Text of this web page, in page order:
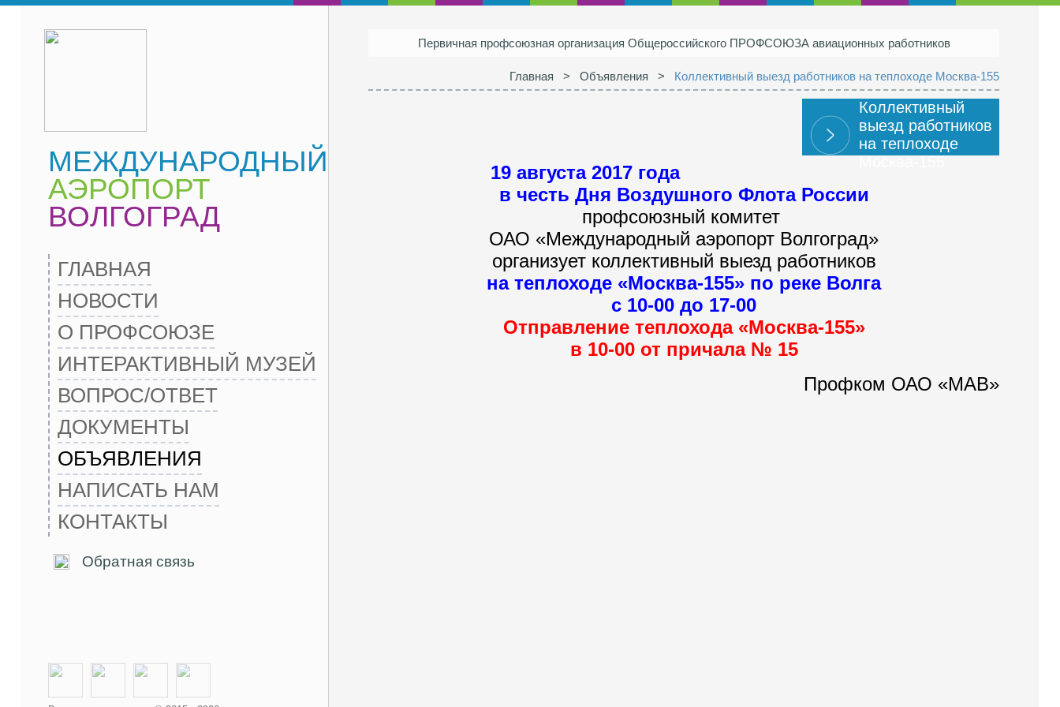
МЕЖДУНАРОДНЫЙ
АЭРОПОРТ
ВОЛГОГРАД
ГЛАВНАЯ
НОВОСТИ
О ПРОФСОЮЗЕ
ИНТЕРАКТИВНЫЙ МУЗЕЙ
ВОПРОС/ОТВЕТ
ДОКУМЕНТЫ
ОБЪЯВЛЕНИЯ
НАПИСАТЬ НАМ
КОНТАКТЫ
Обратная связь
Первичная профсоюзная организация Общероссийского ПРОФСОЮЗА авиационных работников
Главная > Объявления > Коллективный выезд работников на теплоходе Москва-155
Коллективный
выезд работников
на теплоходе
19 августа 2017 года
в честь Дня Воздушного Флота России
профсоюзный комитет
ОАО «Международный аэропорт Волгоград»
организует коллективный выезд работников
на теплоходе «Москва-155» по реке Волга
с 10-00 до 17-00
Отправление теплохода «Москва-155»
в 10-00 от причала № 15
Профком ОАО «МАВ»